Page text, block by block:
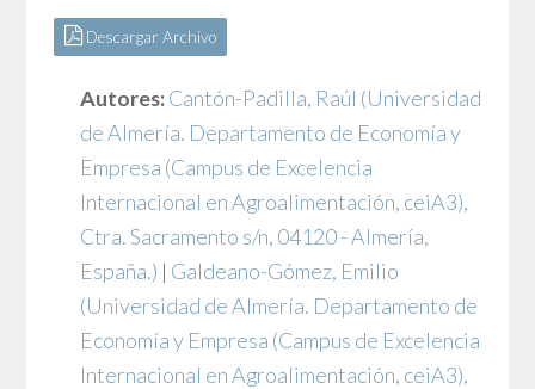
Descargar Archivo
Autores:Cantón-Padilla, Raúl (Universidad
de Almería. Departamento de Economía y
Empresa (Campus de Excelencia
Internacional en Agroalimentación, ceiA3),
Ctra. Sacramento s/n, 04120 - Almería,
España.) | Galdeano-Gómez, Emilio
(Universidad de Almería. Departamento de
Economía y Empresa (Campus de Excelencia
Internacional en Agroalimentación, ceiA3),